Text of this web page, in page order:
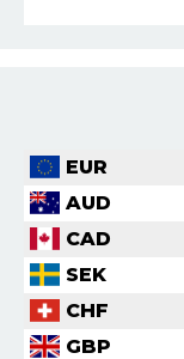
EUR
AUD
CAD
SEK
CHF
GBP